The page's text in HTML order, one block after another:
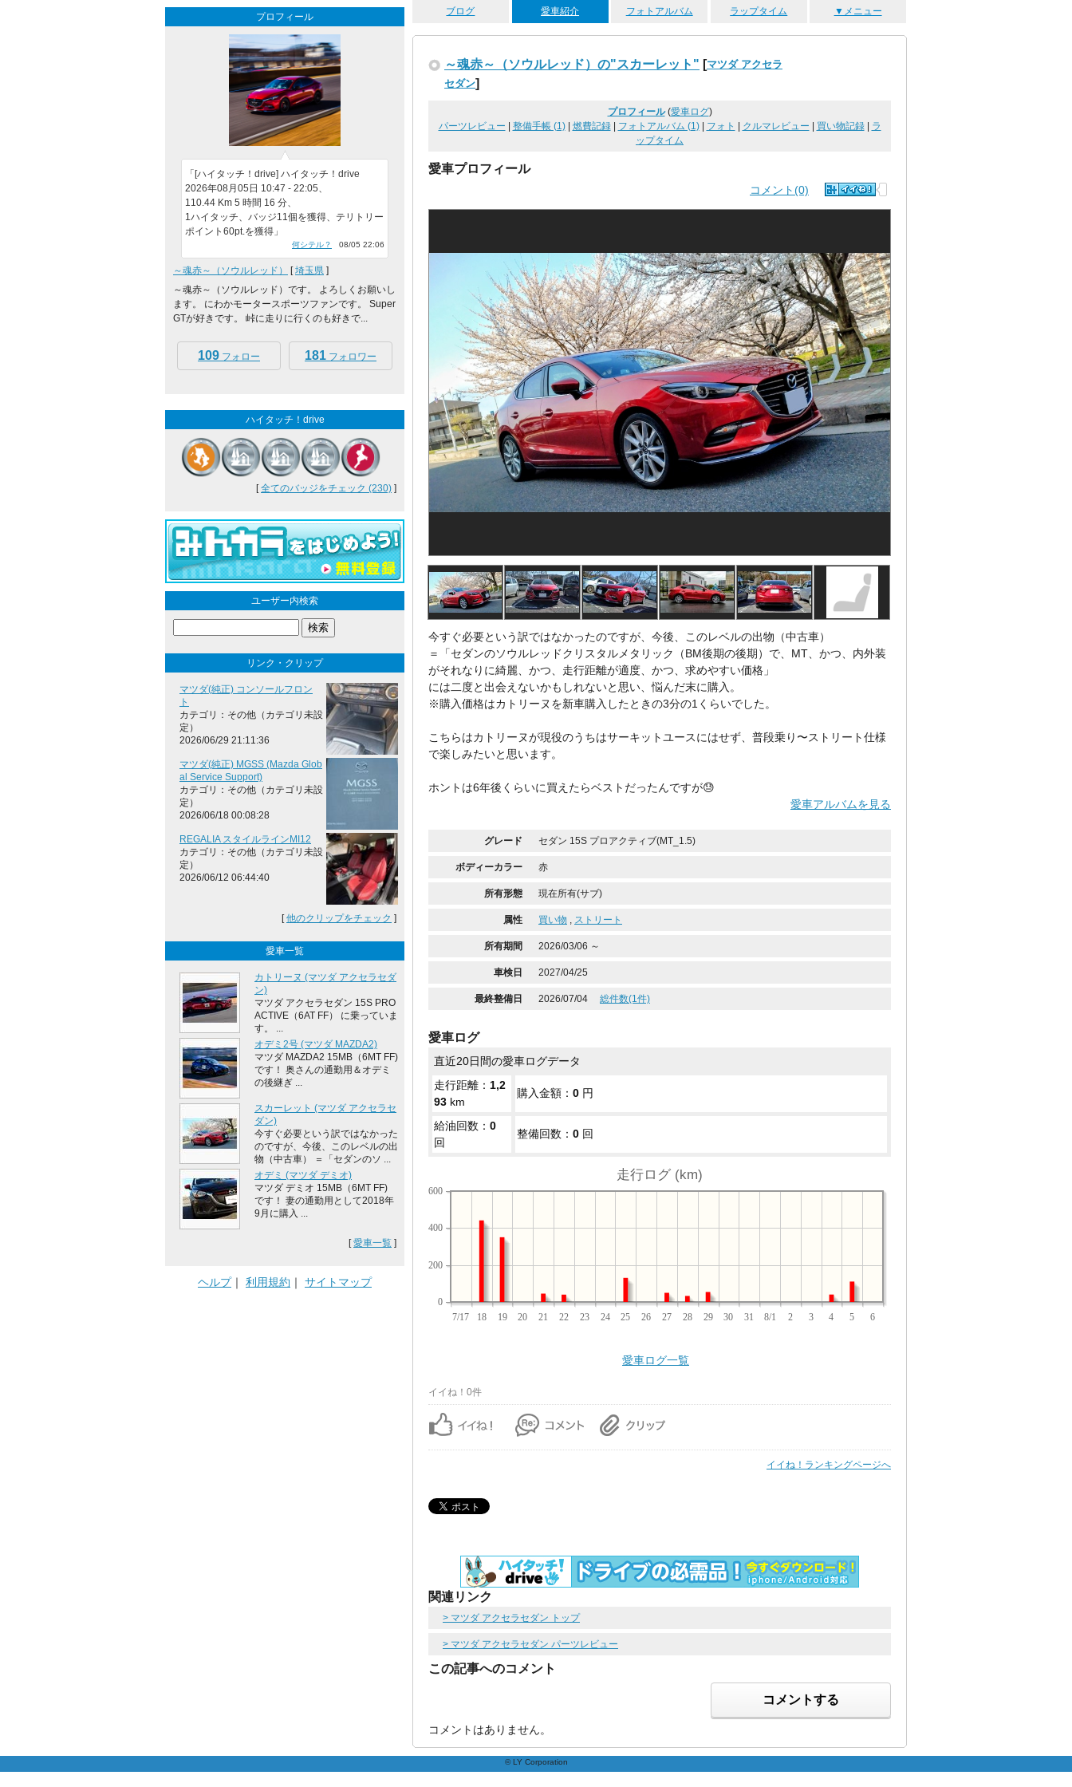
ブログ 愛車紹介 フォトアルバム ラップタイム ▼メニュー
～魂赤～（ソウルレッド）の"スカーレット" [マツダ アクセラ
セダン]
プロフィール(愛車ログ)
パーツレビュー
整備手帳 (1)| 燃費記録| フォトアルバム (1)| フォト クルマレビュー 買い物記録|
ラ
ップタイム
愛車プロフィール
コメント(0)
今すぐ必要という訳ではなかったのですが、今後、このレベルの出物（中古車）
＝「セダンのソウルレッドクリスタルメタリック（BM後期の後期）で、MT、かつ、内外装
がそれなりに綺麗、かつ、走行距離が適度、かつ、求めやすい価格」
には二度と出会えないかもしれないと思い、悩んだ末に購入。
※購入価格はカトリーヌを新車購入したときの3分の1くらいでした。
こちらはカトリーヌが現役のうちはサーキットユースにはせず、普段乗り〜ストリート仕様
で楽しみたいと思います。
ホントは6年後くらいに買えたらベストだったんですが😓
愛車アルバムを見る
グレード セダン 15S プロアクティブ(MT_1.5)
ボディーカラー 赤
所有形態 現在所有(サブ)
属性 買い物 , ストリート
所有期間 2026/03/06 ～
車検日 2027/04/25
最終整備日 2026/07/04 総件数(1件)
愛車ログ
直近20日間の愛車ログデータ
走行距離： 1,2
93 km
購入金額： 0 円
給油回数： 0
回
整備回数： 0 回
走行ログ (km)
7/17 18 19 20 21 22 23 24 25 26 27 28 29 30 31 8/1 2 3 4 5 6
0
200
400
600
愛車ログ一覧
イイね！0件
イイね！ランキングページへ
関連リンク
> マツダ アクセラセダン トップ
> マツダ アクセラセダン パーツレビュー
この記事へのコメント
コメントする
コメントはありません。
プロフィール
「[ハイタッチ！drive] ハイタッチ！drive
2026年08月05日 10:47 - 22:05、
110.44 Km 5 時間 16 分、
1ハイタッチ、バッジ11個を獲得、テリトリー
ポイント60pt.を獲得」
何シテル？ 08/05 22:06
～魂赤～（ソウルレッド） [埼玉県 ]
～魂赤～（ソウルレッド）です。 よろしくお願いし
ます。 にわかモータースポーツファンです。 Super
GTが好きです。 峠に走りに行くのも好きで...
109 フォロー 181 フォロワー
ハイタッチ！drive
[全てのバッジをチェック (230) ]
ユーザー内検索
リンク・クリップ
マツダ(純正) コンソールフロン
ト
カテゴリ：その他（カテゴリ未設
定）
2026/06/29 21:11:36
マツダ(純正) MGSS (Mazda Glob
al Service Support)
カテゴリ：その他（カテゴリ未設
定）
2026/06/18 00:08:28
REGALIA スタイルラインMI12
カテゴリ：その他（カテゴリ未設
定）
2026/06/12 06:44:40
[他のクリップをチェック ]
愛車一覧
カトリーヌ (マツダ アクセラセダ
ン)
マツダ アクセラセダン 15S PRO
ACTIVE（6AT FF） に乗っていま
す。 ...
オデミ2号 (マツダ MAZDA2)
マツダ MAZDA2 15MB（6MT FF)
です！ 奥さんの通勤用＆オデミ
の後継ぎ ...
スカーレット (マツダ アクセラセ
ダン)
今すぐ必要という訳ではなかった
のですが、今後、このレベルの出
物（中古車） ＝「セダンのソ ...
オデミ (マツダ デミオ)
マツダ デミオ 15MB（6MT FF)
です！ 妻の通勤用として2018年
9月に購入 ...
[愛車一覧 ]
ヘルプ｜ 利用規約 ｜ サイトマップ
© LY Corporation